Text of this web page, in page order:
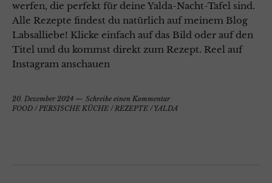
werfen, die perfekt für deine Yalda-Nacht-Tafel sind.
Alle Rezepte findest du natürlich auf meinem Blog
Labsalliebe! Klicke einfach auf das Bild oder auf den
Titel und du kommst direkt zum Rezept. Reel auf
Instagram anschauen
20. Dezember 2024
Schreibe einen Kommentar
FOOD / PERSISCHE KÜCHE / REZEPTE /YALDA